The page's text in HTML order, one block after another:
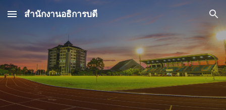
Skip to main content Skip to navigation
สำนักงานอธิการบดี